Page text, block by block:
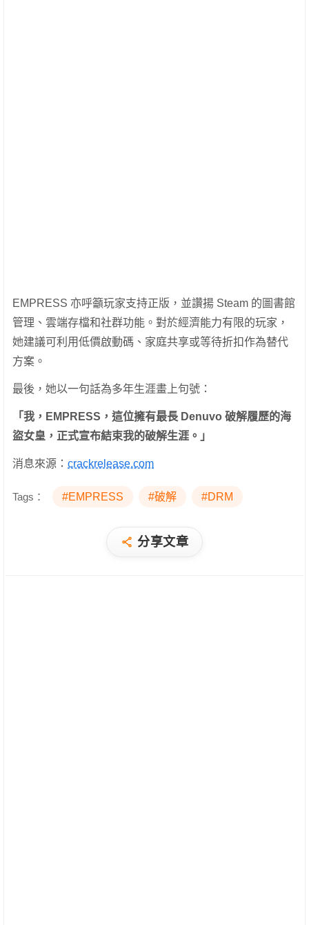
EMPRESS 亦呼籲玩家支持正版，並讚揚 Steam 的圖書館
管理、雲端存檔和社群功能。對於經濟能力有限的玩家，
她建議可利用低價啟動碼、家庭共享或等待折扣作為替代
方案。
最後，她以一句話為多年生涯畫上句號：
「我，EMPRESS，這位擁有最長 Denuvo 破解履歷的海
盜女皇，正式宣布結束我的破解生涯。」
消息來源： crackrelease.com
Tags： #EMPRESS #破解 #DRM
分享文章